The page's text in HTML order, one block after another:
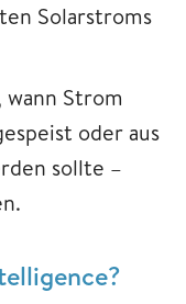
Solarstroms
wann Strom
oder aus
sollte –